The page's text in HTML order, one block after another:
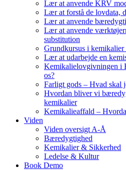
Lær at anvende KRV
Lær at forstå de lovdata,
Lær at anvende
Lær at anvende
substitution
Grundkursus i
Lær at udarbejde en
Kemikalielovgivningen i
os?
Farligt gods – Hvad skal
Hvordan bliver vi
kemikalier
Kemikalieaffald –
Viden
Viden oversigt A-Å
Bæredygtighed
Kemikalier & Sikkerhed
Ledelse & Kultur
Book Demo